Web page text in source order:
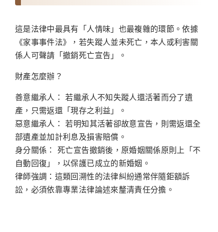
這是法律中最具有「人情味」也最複雜的環節。依據
《家事事件法》，若失蹤人並未死亡，本人或利害關
係人可聲請「撤銷死亡宣告」。
財產怎麼辦？
善意繼承人： 若繼承人不知失蹤人還活著而分了遺
產，只需返還「現存之利益」。
惡意繼承人： 若明知其活著卻故意宣告，則需返還全
部遺產並加計利息及損害賠償。
身分關係：
死亡宣告撤銷後，原婚姻關係原則上「不
自動回復」，以保護已成立的新婚姻。
律師強調：這類回溯性的法律糾紛通常伴隨鉅額訴
訟，必須依靠專業法律論述來釐清責任分擔。